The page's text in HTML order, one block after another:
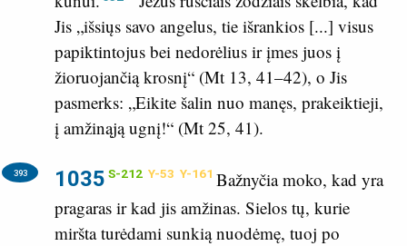
Jis „išsiųs savo angelus, tie išrankios [...] visus
papiktintojus bei nedorėlius ir įmes juos į
žioruojančią krosnį“ (Mt 13, 41–42), o Jis
pasmerks: „Eikite šalin nuo manęs, prakeiktieji,
į amžinąją ugnį!“ (Mt 25, 41).
1035 S-212 Y-53 Y-161
393
Bažnyčia moko, kad yra
pragaras ir kad jis amžinas. Sielos tų, kurie
miršta turėdami sunkią nuodėmę, tuoj po